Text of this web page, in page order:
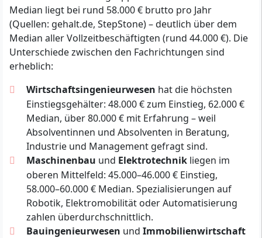
Median liegt bei rund 58.000 € brutto pro Jahr
(Quellen: gehalt.de, StepStone) – deutlich über dem
Median aller Vollzeitbeschäftigten (rund 44.000 €). Die
Unterschiede zwischen den Fachrichtungen sind
erheblich:
Wirtschaftsingenieurwesen hat die höchsten
Einstiegsgehälter: 48.000 € zum Einstieg, 62.000 €
Median, über 80.000 € mit Erfahrung – weil
Absolventinnen und Absolventen in Beratung,
Industrie und Management gefragt sind.
Maschinenbau und Elektrotechnikliegen im
oberen Mittelfeld: 45.000–46.000 € Einstieg,
58.000–60.000 € Median. Spezialisierungen auf
Robotik, Elektromobilität oder Automatisierung
zahlen überdurchschnittlich.
Bauingenieurwesen und Immobilienwirtschaft